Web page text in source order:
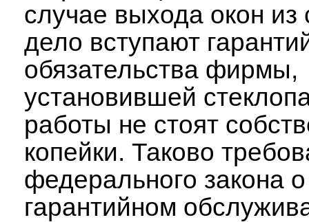
случае выхода окон из
дело вступают
обязательства фирмы,
установившей
работы не стоят
копейки. Таково
федерального закона о
гарантийном